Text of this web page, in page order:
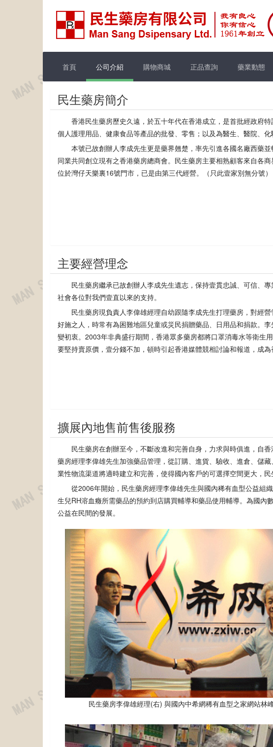
首頁 公司介紹 購物商城 正品查詢 藥業動態
民生藥房簡介
香港民生藥房歷史久遠，於五十年代在香港成立，是首批經政府
個人護理用品、健康食品等產品的批發、零售；以及為醫生、醫院、化
本號已故創辦人李成先生更是藥界翹楚，率先引進各國名廠西藥
同業共同創立現有之香港藥房總商會。民生藥房主要相熟顧客來自各
位於灣仔天樂裏16號門市，已是由第三代經營。（只此壹家別無分號）
主要經營理念
民生藥房繼承已故創辦人李成先生遺志，保持壹貫忠誠、可信、
社會各位對我們壹直以來的支持。
民生藥房現負責人李偉雄經理自幼跟隨李成先生打理藥房，對經
好施之人，時常有為困難地區兒童或災民捐贈藥品、日用品和捐款。
變初衷。2003年非典盛行期間，香港眾多藥房都將口罩消毒水等衛生
要堅持賣原價，壹分錢不加，頓時引起香港媒體競相討論和報道，成
擴展內地售前售後服務
民生藥房在創辦至今，不斷改進和完善自身，力求與時俱進，自
藥房經理李偉雄先生加強藥品管理，從訂購、進貨、驗收、進倉、儲
業性物流渠道將適時建立和完善，使得國內客戶的可選擇空間更大，
從2006年開始，民生藥房經理李偉雄先生與國內稀有血型公益組
生兒RH溶血癥所需藥品的預約到店購買輔導和藥品使用輔導。為國
公益在民間的發展。
民生藥房李偉雄經理(右) 與國內中希網稀有血型之家網站林